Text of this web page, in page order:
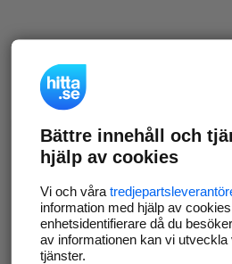
Bättre innehåll och
hjälp av cookies
Vi och våra
information med hjälp av
enhetsidentifierare då du
av informationen kan vi
tjänster.